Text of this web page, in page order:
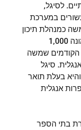
לסיגל,
במערכת
כמנהלת תיכון
ומכללת הרב תחומי בפתח תקווה, המונה 1,000
הקודמים שמשה
סיגל
בעלת תואר
אנגלית
בתי הספר